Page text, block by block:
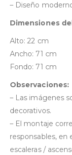
– Diseño
Dimensiones
Alto: 22 cm
Ancho: 71 cm
Fondo: 71 cm
Observaciones:
– Las imágenes
decorativos.
– El montaje
responsables,
escaleras /